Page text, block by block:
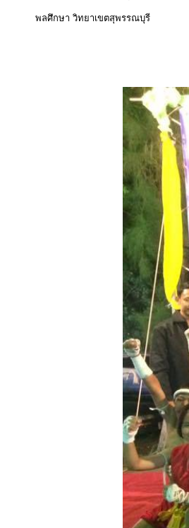
พลศึกษา วิทยาเขตสุพรรณบุรี